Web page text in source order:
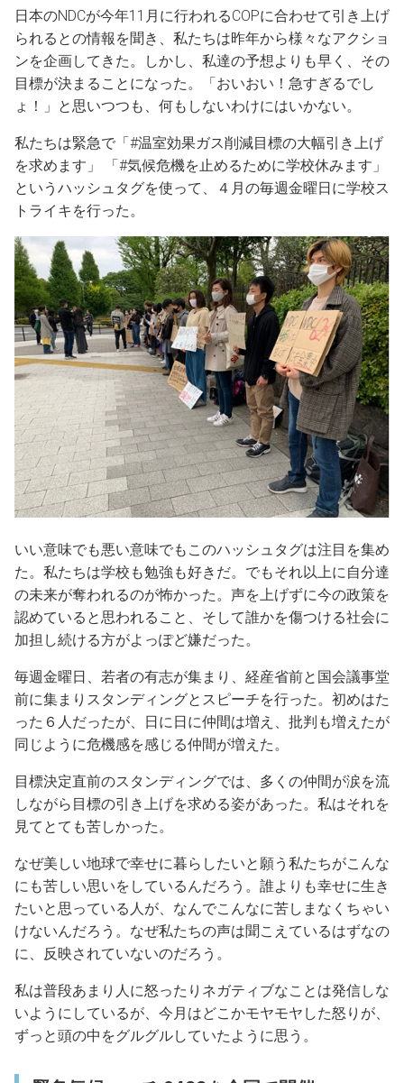
日本のNDCが今年11月に行われるCOPに合わせて引き上げ
られるとの情報を聞き、私たちは昨年から様々なアクショ
ンを企画してきた。しかし、私達の予想よりも早く、その
目標が決まることになった。「おいおい！急すぎるでし
ょ！」と思いつつも、何もしないわけにはいかない。
私たちは緊急で「#温室効果ガス削減目標の大幅引き上げ
を求めます」 「#気候危機を止めるために学校休みます」
というハッシュタグを使って、４月の毎週金曜日に学校ス
トライキを行った。
いい意味でも悪い意味でもこのハッシュタグは注目を集め
た。私たちは学校も勉強も好きだ。でもそれ以上に自分達
の未来が奪われるのが怖かった。声を上げずに今の政策を
認めていると思われること、そして誰かを傷つける社会に
加担し続ける方がよっぽど嫌だった。
毎週金曜日、若者の有志が集まり、経産省前と国会議事堂
前に集まりスタンディングとスピーチを行った。初めはた
った６人だったが、日に日に仲間は増え、批判も増えたが
同じように危機感を感じる仲間が増えた。
目標決定直前のスタンディングでは、多くの仲間が涙を流
しながら目標の引き上げを求める姿があった。私はそれを
見てとても苦しかった。
なぜ美しい地球で幸せに暮らしたいと願う私たちがこんな
にも苦しい思いをしているんだろう。誰よりも幸せに生き
たいと思っている人が、なんでこんなに苦しまなくちゃい
けないんだろう。なぜ私たちの声は聞こえているはずなの
に、反映されていないのだろう。
私は普段あまり人に怒ったりネガティブなことは発信しな
いようにしているが、今月はどこかモヤモヤした怒りが、
ずっと頭の中をグルグルしていたように思う。